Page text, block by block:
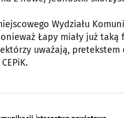
Wydziału
Łapy miały już
uważają,